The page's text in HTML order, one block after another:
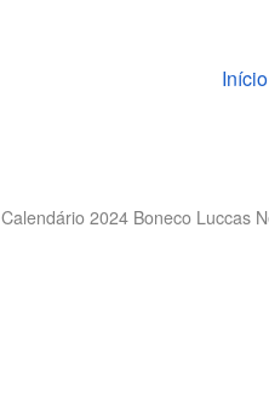
Início
Calendário 2024 Boneco Luccas